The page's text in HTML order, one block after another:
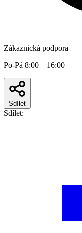
Zákaznická podpora
Po-Pá 8:00 – 16:00
Sdílet
Sdílet: